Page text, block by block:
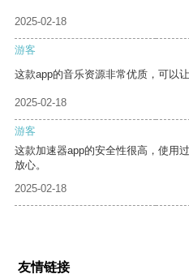
2025-02-18
游客
这款app的音乐资源非常优质，可以
2025-02-18
游客
这款加速器app的安全性很高，使用
放心。
2025-02-18
友情链接